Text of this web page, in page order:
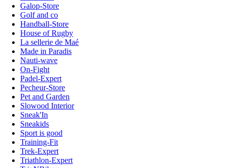
Galop-Store
Golf and co
Handball-Store
House of Rugby
La sellerie de Maé
Made in Paradis
Nauti-wave
On-Fight
Padel-Expert
Pecheur-Store
Pet and Garden
Slowood Interior
Sneak'In
Sneakids
Sport is good
Training-Fit
Trek-Expert
Triathlon-Expert